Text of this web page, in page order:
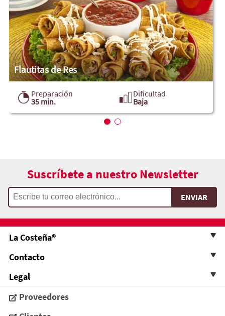
Flautitas de Res
Preparación
35 min.
Dificultad
Baja
Suscríbete a nuestro Newsletter
La Costeña®
Contacto
Legal
Proveedores